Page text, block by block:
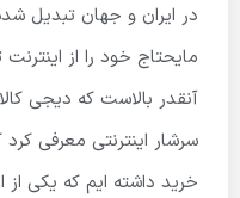
در ایران و جهان تبدیل
مایحتاج خود را از
آنقدر بالاست که دیجی
سرشار اینترنتی معرفی
خرید داشته ایم که یکی